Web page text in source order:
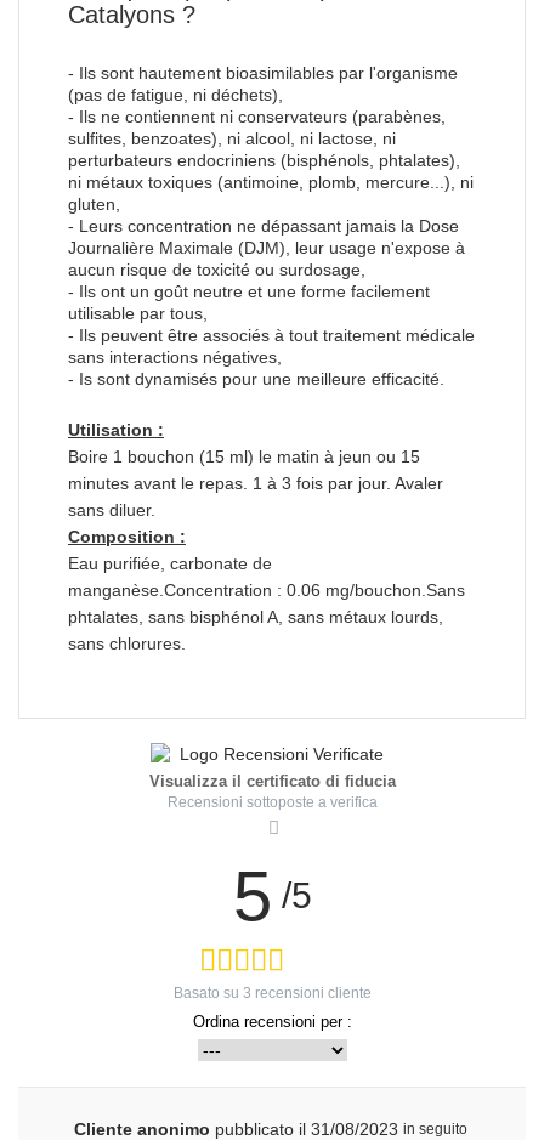
Catalyons ?
- Ils sont hautement bioasimilables par l'organisme
(pas de fatigue, ni déchets),
- Ils ne contiennent ni conservateurs (parabènes,
sulfites, benzoates), ni alcool, ni lactose, ni
perturbateurs endocriniens (bisphénols, phtalates),
ni métaux toxiques (antimoine, plomb, mercure...), ni
gluten,
- Leurs concentration ne dépassant jamais la Dose
Journalière Maximale (DJM), leur usage n'expose à
aucun risque de toxicité ou surdosage,
- Ils ont un goût neutre et une forme facilement
utilisable par tous,
- Ils peuvent être associés à tout traitement médicale
sans interactions négatives,
- Is sont dynamisés pour une meilleure efficacité.
Utilisation :
Boire 1 bouchon (15 ml) le matin à jeun ou 15
minutes avant le repas. 1 à 3 fois par jour. Avaler
sans diluer.
Composition :
Eau purifiée, carbonate de
manganèse.Concentration : 0.06 mg/bouchon.Sans
phtalates, sans bisphénol A, sans métaux lourds,
sans chlorures.
Visualizza il certificato di fiducia
Recensioni sottoposte a verifica
5 /5
Basato su 3 recensioni cliente
Ordina recensioni per :
Cliente anonimo pubblicato il 31/08/2023 in seguito